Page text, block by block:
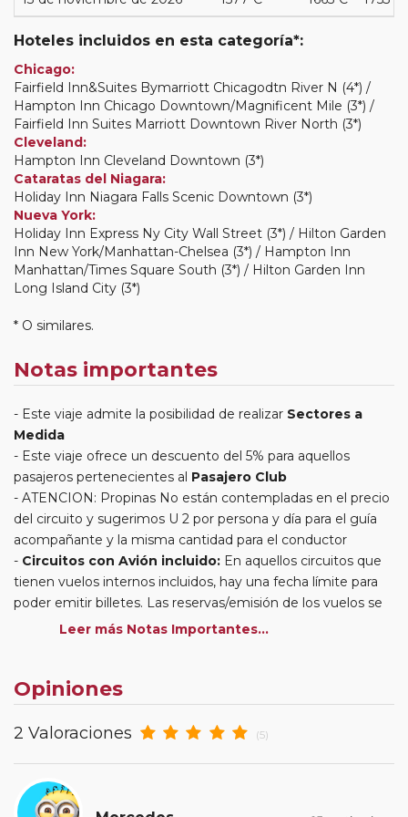
Hoteles incluidos en esta categoría*:
Chicago:
Fairfield Inn&Suites Bymarriott Chicagodtn River N (4*) /
Hampton Inn Chicago Downtown/Magnificent Mile (3*) /
Fairfield Inn Suites Marriott Downtown River North (3*)
Cleveland:
Hampton Inn Cleveland Downtown (3*)
Cataratas del Niagara:
Holiday Inn Niagara Falls Scenic Downtown (3*)
Nueva York:
Holiday Inn Express Ny City Wall Street (3*) / Hilton Garden
Inn New York/Manhattan-Chelsea (3*) / Hampton Inn
Manhattan/Times Square South (3*) / Hilton Garden Inn
Long Island City (3*)
* O similares.
Notas importantes
Este viaje admite la posibilidad de realizar Sectores a
Medida
Este viaje ofrece un descuento del 5% para aquellos
pasajeros pertenecientes al Pasajero Club
ATENCION: Propinas No están contempladas en el precio
del circuito y sugerimos U 2 por persona y día para el guía
acompañante y la misma cantidad para el conductor
Circuitos con Avión incluido: En aquellos circuitos que
tienen vuelos internos incluidos, hay una fecha límite para
poder emitir billetes. Las reservas/emisión de los vuelos se
realizarán con los datos / documentación presentada por el
o un nombre incompleto, puede provocar la invalidez del
billete emitido y la necesidad de tener que emitir un nuevo
billete. No nos responsabilizaremos de los gastos
plazas en los mismos vuelos previstos. Las compañías
aéreas se reservan el derecho de que un billete con un
Leer más Notas Importantes...
Opiniones
2 Valoraciones (5)